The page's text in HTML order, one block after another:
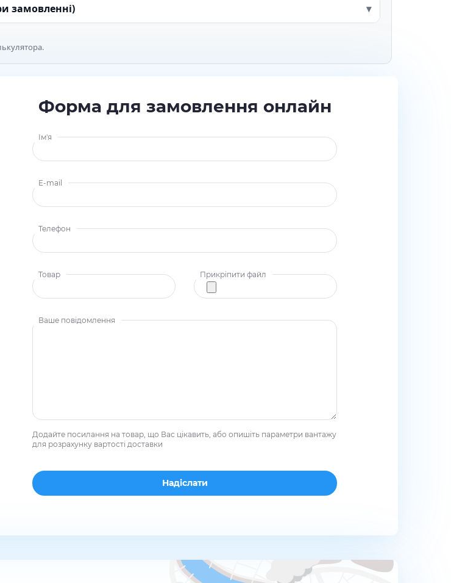
замовленні)
Форма для замовлення онлайн
Ім'я
E-mail
Телефон
Товар Прикріпити файл
Ваше повідомлення
Додайте посилання на товар, що Вас цікавить, або опишіть параметри вантажу
для розрахунку вартості доставки